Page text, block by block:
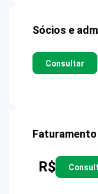
Sócios e
Consultar
Faturamento
R$